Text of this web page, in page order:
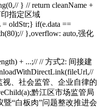
} // return cleanName +
指定区域
oldStr;} if(e.data ==
},overflow: auto,强化
+ ...;// // 方式2: 间接建
视、社会监管、企业自律的
黔江区市场监管局
“白板肉”问题整改推进会